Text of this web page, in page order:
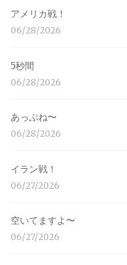
アメリカ戦！
06/28/2026
5秒間
06/28/2026
あっぶね〜
06/28/2026
イラン戦！
06/27/2026
空いてますよ〜
06/27/2026